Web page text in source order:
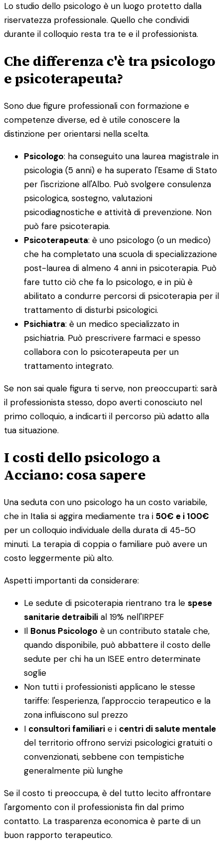
Lo studio dello psicologo è un luogo protetto dalla
riservatezza professionale. Quello che condividi
durante il colloquio resta tra te e il professionista.
Che differenza c'è tra psicologo
e psicoterapeuta?
Sono due figure professionali con formazione e
competenze diverse, ed è utile conoscere la
distinzione per orientarsi nella scelta.
Psicologo: ha conseguito una laurea magistrale in
psicologia (5 anni) e ha superato l'Esame di Stato
per l'iscrizione all'Albo. Può svolgere consulenza
psicologica, sostegno, valutazioni
psicodiagnostiche e attività di prevenzione. Non
può fare psicoterapia.
Psicoterapeuta: è uno psicologo (o un medico)
che ha completato una scuola di specializzazione
post-laurea di almeno 4 anni in psicoterapia. Può
fare tutto ciò che fa lo psicologo, e in più è
abilitato a condurre percorsi di psicoterapia per il
trattamento di disturbi psicologici.
Psichiatra: è un medico specializzato in
psichiatria. Può prescrivere farmaci e spesso
collabora con lo psicoterapeuta per un
trattamento integrato.
Se non sai quale figura ti serve, non preoccuparti: sarà
il professionista stesso, dopo averti conosciuto nel
primo colloquio, a indicarti il percorso più adatto alla
tua situazione.
I costi dello psicologo a
Acciano: cosa sapere
Una seduta con uno psicologo ha un costo variabile,
che in Italia si aggira mediamente tra i 50€ e i 100€
per un colloquio individuale della durata di 45-50
minuti. La terapia di coppia o familiare può avere un
costo leggermente più alto.
Aspetti importanti da considerare:
Le sedute di psicoterapia rientrano tra le spese
sanitarie detraibili al 19% nell'IRPEF
Il Bonus Psicologo è un contributo statale che,
quando disponibile, può abbattere il costo delle
sedute per chi ha un ISEE entro determinate
soglie
Non tutti i professionisti applicano le stesse
tariffe: l'esperienza, l'approccio terapeutico e la
zona influiscono sul prezzo
I consultori familiari e i centri di salute mentale
del territorio offrono servizi psicologici gratuiti o
convenzionati, sebbene con tempistiche
generalmente più lunghe
Se il costo ti preoccupa, è del tutto lecito affrontare
l'argomento con il professionista fin dal primo
contatto. La trasparenza economica è parte di un
buon rapporto terapeutico.